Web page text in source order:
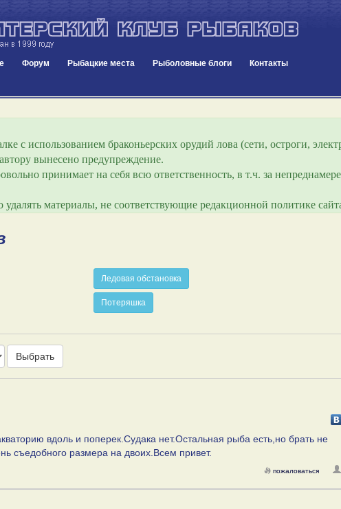
Форум Рыбацкие места Рыболовные блоги Контакты
с использованием браконьерских орудий лова (сети, остроги,
вынесено предупреждение.
принимает на себя всю ответственность, в т.ч. за
удалять материалы, не соответствующие редакционной политике
Ледовая обстановка
Потеряшка
Выбрать
вдоль и поперек.Судака нет.Остальная рыба есть,но брать не
съедобного размера на двоих.Всем привет.
пожаловаться